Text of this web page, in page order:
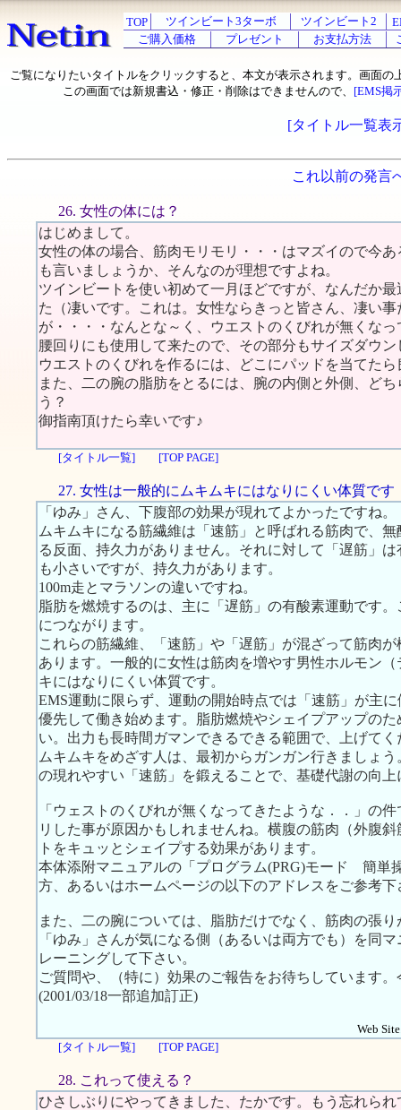
TOP ツインビート3ターボ ツインビート2
ご購入価格
プレゼント お支払方法
ご覧になりたいタイトルをクリックすると、本文が表示されます。画面の
この画面では新規書込・修正・削除はできませんので、 [EMS掲
[タイトル一覧表
これ以前の発言
26. 女性の体には？
はじめまして。
女性の体の場合、筋肉モリモリ・・・はマズイので今
も言いましょうか、そんなのが理想ですよね。
ツインビートを使い初めて一月ほどですが、なんだか
た（凄いです。これは。女性ならきっと皆さん、凄い
が・・・・なんとな～く、ウエストのくびれが無くな
腰回りにも使用して来たので、その部分もサイズダウ
ウエストのくびれを作るには、どこにパッドを当てた
また、二の腕の脂肪をとるには、腕の内側と外側、ど
う？
御指南頂けたら幸いです♪
[タイトル一覧] [TOP PAGE]
27. 女性は一般的にムキムキにはなりにくい体質です
「ゆみ」さん、下腹部の効果が現れてよかったですね。
ムキムキになる筋繊維は「速筋」と呼ばれる筋肉で、
る反面、持久力がありません。それに対して「遅筋」
も小さいですが、持久力があります。
100m走とマラソンの違いですね。
脂肪を燃焼するのは、主に「遅筋」の有酸素運動です
につながります。
これらの筋繊維、「速筋」や「遅筋」が混ざって筋肉
あります。一般的に女性は筋肉を増やす男性ホルモン
キにはなりにくい体質です。
EMS運動に限らず、運動の開始時点では「速筋」が主
優先して働き始めます。脂肪燃焼やシェイプアップの
い。出力も長時間ガマンできるできる範囲で、上げてく
ムキムキをめざす人は、最初からガンガン行きましょ
の現れやすい「速筋」を鍛えることで、基礎代謝の向
「ウェストのくびれが無くなってきたような．．」の
リした事が原因かもしれませんね。横腹の筋肉（外腹
トをキュッとシェイプする効果があります。
本体添附マニュアルの「プログラム(PRG)モード 簡単
方、あるいはホームページの以下のアドレスをご参考下
また、二の腕については、脂肪だけでなく、筋肉の張
「ゆみ」さんが気になる側（あるいは両方でも）を同
レーニングして下さい。
ご質問や、（特に）効果のご報告をお待ちしています
(2001/03/18一部追加訂正)
Web
[タイトル一覧]
[TOP PAGE]
28. これって使える？
ひさしぶりにやってきました、たかです。もう忘れられ